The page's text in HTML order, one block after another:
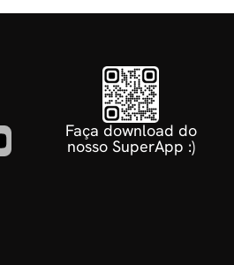
Faça download do
nosso SuperApp :)